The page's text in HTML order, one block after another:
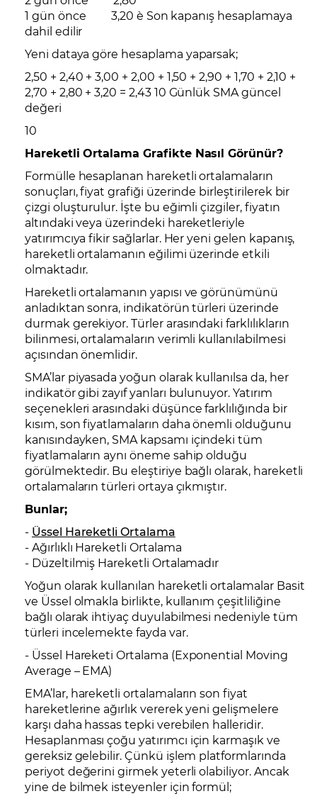
1 gün önce 3,20 è Son kapanış hesaplamaya
dahil edilir
Yeni dataya göre hesaplama yaparsak;
2,50 + 2,40 + 3,00 + 2,00 + 1,50 + 2,90 + 1,70 + 2,10 +
2,70 + 2,80 + 3,20 = 2,43 10 Günlük SMA güncel
değeri
10
Hareketli Ortalama Grafikte Nasıl Görünür?
Formülle hesaplanan hareketli ortalamaların
sonuçları, fiyat grafiği üzerinde birleştirilerek bir
çizgi oluşturulur. İşte bu eğimli çizgiler, fiyatın
altındaki veya üzerindeki hareketleriyle
yatırımcıya fikir sağlarlar. Her yeni gelen kapanış,
hareketli ortalamanın eğilimi üzerinde etkili
olmaktadır.
Hareketli ortalamanın yapısı ve görünümünü
anladıktan sonra, indikatörün türleri üzerinde
durmak gerekiyor. Türler arasındaki farklılıkların
bilinmesi, ortalamaların verimli kullanılabilmesi
açısından önemlidir.
SMA’lar piyasada yoğun olarak kullanılsa da, her
indikatör gibi zayıf yanları bulunuyor. Yatırım
seçenekleri arasındaki düşünce farklılığında bir
kısım, son fiyatlamaların daha önemli olduğunu
kanısındayken, SMA kapsamı içindeki tüm
fiyatlamaların aynı öneme sahip olduğu
görülmektedir. Bu eleştiriye bağlı olarak, hareketli
ortalamaların türleri ortaya çıkmıştır.
Bunlar;
- Üssel Hareketli Ortalama
- Ağırlıklı Hareketli Ortalama
- Düzeltilmiş Hareketli Ortalamadır
Yoğun olarak kullanılan hareketli ortalamalar Basit
ve Üssel olmakla birlikte, kullanım çeşitliliğine
bağlı olarak ihtiyaç duyulabilmesi nedeniyle tüm
türleri incelemekte fayda var.
- Üssel Hareketi Ortalama (Exponential Moving
Average – EMA)
EMA’lar, hareketli ortalamaların son fiyat
hareketlerine ağırlık vererek yeni gelişmelere
karşı daha hassas tepki verebilen halleridir.
Hesaplanması çoğu yatırımcı için karmaşık ve
gereksiz gelebilir. Çünkü işlem platformlarında
periyot değerini girmek yeterli olabiliyor. Ancak
yine de bilmek isteyenler için formül;